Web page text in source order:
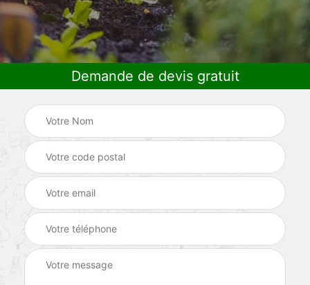
Demande de devis gratuit